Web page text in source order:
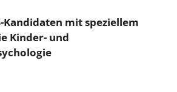
Kandidaten mit speziellem
Kinder- und